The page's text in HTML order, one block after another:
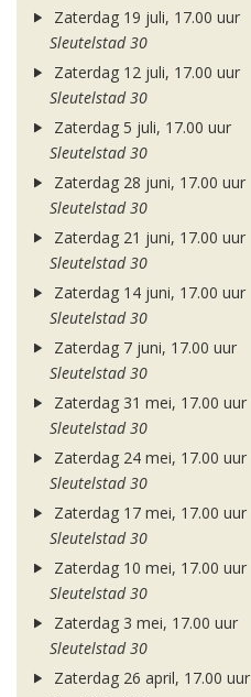
Zaterdag 19 juli, 17.00 uur
Sleutelstad 30
Zaterdag 12 juli, 17.00 uur
Sleutelstad 30
Zaterdag 5 juli, 17.00 uur
Sleutelstad 30
Zaterdag 28 juni, 17.00 uur
Sleutelstad 30
Zaterdag 21 juni, 17.00 uur
Sleutelstad 30
Zaterdag 14 juni, 17.00 uur
Sleutelstad 30
Zaterdag 7 juni, 17.00 uur
Sleutelstad 30
Zaterdag 31 mei, 17.00 uur
Sleutelstad 30
Zaterdag 24 mei, 17.00 uur
Sleutelstad 30
Zaterdag 17 mei, 17.00 uur
Sleutelstad 30
Zaterdag 10 mei, 17.00 uur
Sleutelstad 30
Zaterdag 3 mei, 17.00 uur
Sleutelstad 30
Zaterdag 26 april, 17.00 uur